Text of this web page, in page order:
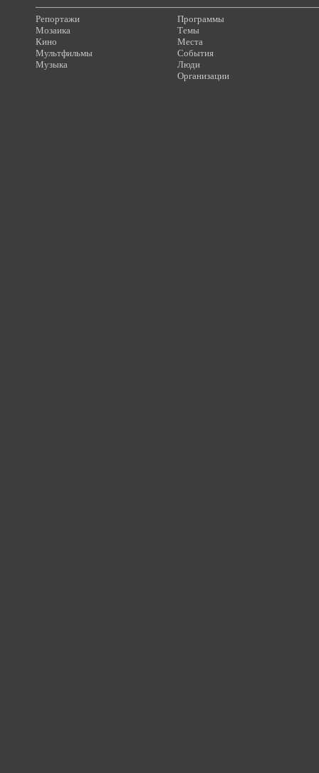
Репортажи
Мозаика
Кино
Мультфильмы
Музыка
Программы
Темы
Места
События
Люди
Организации